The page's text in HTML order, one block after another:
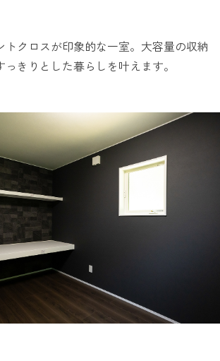
トクロスが印象的な一室。大容量の収納
きりとした暮らしを叶えます。